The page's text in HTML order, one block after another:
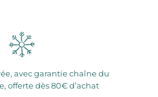
avec garantie chaîne du
offerte dès 80€ d’achat